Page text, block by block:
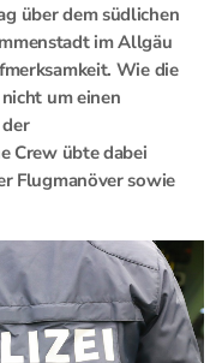
über dem südlichen
im Allgäu
Wie die
um einen
Crew übte dabei
Flugmanöver sowie